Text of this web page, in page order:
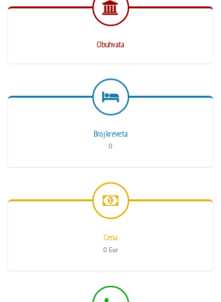
Obuhvata
Broj kreveta
0
Cena
0 Eur